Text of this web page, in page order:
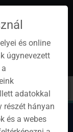
de
Toggle
cart
Toggle
navigation
és online
úgynevezett
adatokkal
részét hányan
és a webes